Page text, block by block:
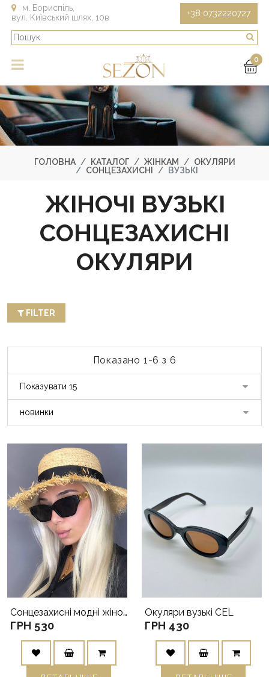
м. Бориспіль,
вул. Київський шлях, 10в
+38 0732220727
0
ГОЛОВНА КАТАЛОГ ЖІНКАМ
ОКУЛЯРИ
СОНЦЕЗАХИСНІ
ВУЗЬКІ
ЖІНОЧІ ВУЗЬКІ
СОНЦЕЗАХИСНІ
ОКУЛЯРИ
FILTER
Показано 1-6 з 6
Сонцезахисні модні жіночі окуляри LV
ГРН 530
Окуляри вузькі CEL
ГРН 430